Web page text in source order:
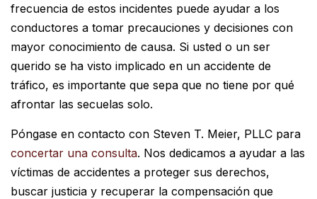
frecuencia de estos incidentes puede ayudar a los
conductores a tomar precauciones y decisiones con
mayor conocimiento de causa. Si usted o un ser
querido se ha visto implicado en un accidente de
tráfico, es importante que sepa que no tiene por qué
afrontar las secuelas solo.
Póngase en contacto con Steven T. Meier, PLLC para
concertar una consulta. Nos dedicamos a ayudar a las
víctimas de accidentes a proteger sus derechos,
buscar justicia y recuperar la compensación que